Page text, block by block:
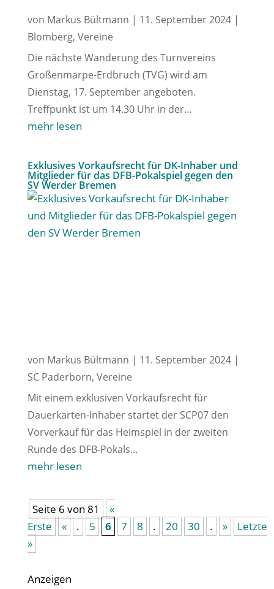
von Markus Bültmann | 11. September 2024|
Blomberg, Vereine
Die nächste Wanderung des Turnvereins
Großenmarpe-Erdbruch (TVG) wird am
Dienstag, 17. September angeboten.
Treffpunkt ist um 14.30 Uhr in der...
mehr lesen
Exklusives Vorkaufsrecht für DK-Inhaber und
Mitglieder für das DFB-Pokalspiel gegen den
SV Werder Bremen
von Markus Bültmann | 11. September 2024|
SC Paderborn, Vereine
Mit einem exklusiven Vorkaufsrecht für
Dauerkarten-Inhaber startet der SCP07 den
Vorverkauf für das Heimspiel in der zweiten
Runde des DFB-Pokals...
mehr lesen
Seite 6 von 81
«
Erste
« . 5 6 7 8 . 20 30 . »
Letzte
»
Anzeigen